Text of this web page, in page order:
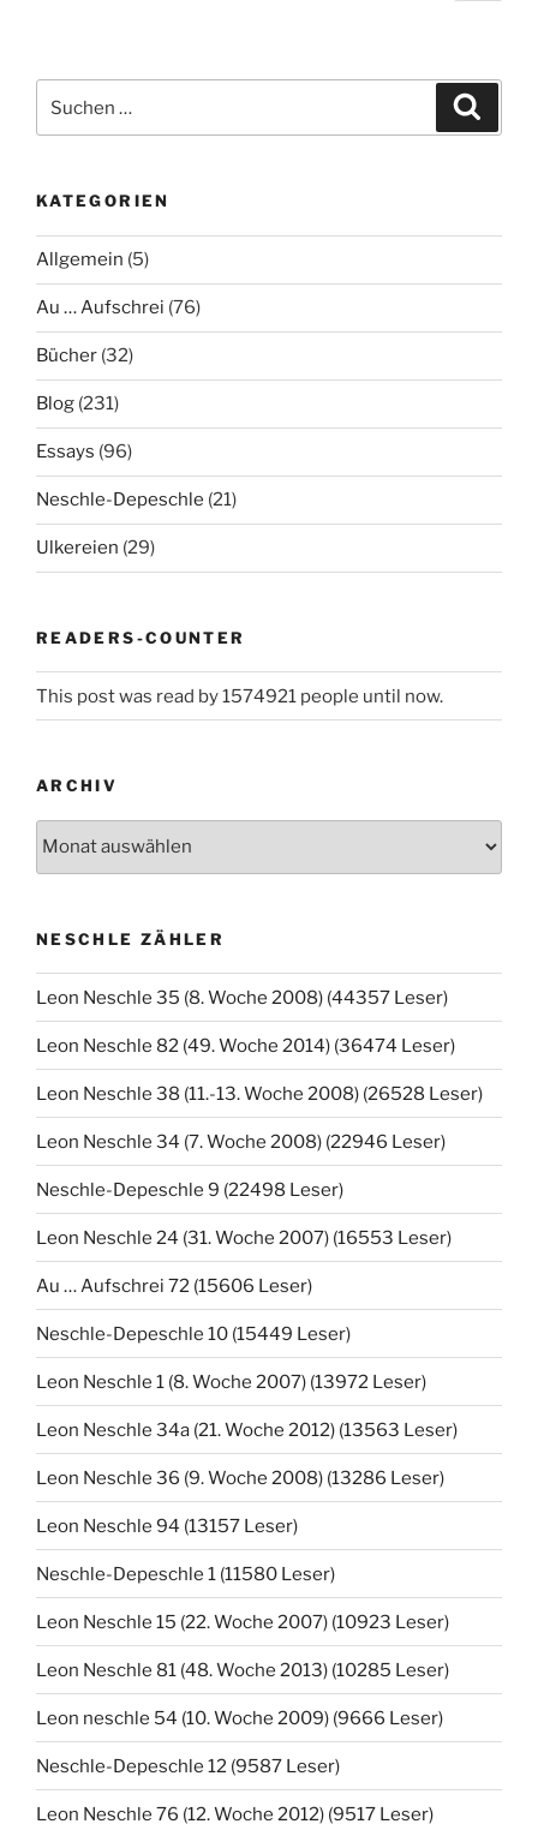
nach:
KATEGORIEN
Allgemein (5)
Au … Aufschrei (76)
Bücher (32)
Blog (231)
Essays (96)
Neschle-Depeschle (21)
Ulkereien (29)
READERS-COUNTER
This post was read by 1574921 people until now.
ARCHIV
NESCHLE ZÄHLER
Leon Neschle 35 (8. Woche 2008) (44357 Leser)
Leon Neschle 82 (49. Woche 2014) (36474 Leser)
Leon Neschle 38 (11.-13. Woche 2008) (26528 Leser)
Leon Neschle 34 (7. Woche 2008) (22946 Leser)
Neschle-Depeschle 9 (22498 Leser)
Leon Neschle 24 (31. Woche 2007) (16553 Leser)
Au … Aufschrei 72 (15606 Leser)
Neschle-Depeschle 10 (15449 Leser)
Leon Neschle 1 (8. Woche 2007) (13972 Leser)
Leon Neschle 34a (21. Woche 2012) (13563 Leser)
Leon Neschle 36 (9. Woche 2008) (13286 Leser)
Leon Neschle 94 (13157 Leser)
Neschle-Depeschle 1 (11580 Leser)
Leon Neschle 15 (22. Woche 2007) (10923 Leser)
Leon Neschle 81 (48. Woche 2013) (10285 Leser)
Leon neschle 54 (10. Woche 2009) (9666 Leser)
Neschle-Depeschle 12 (9587 Leser)
Leon Neschle 76 (12. Woche 2012) (9517 Leser)